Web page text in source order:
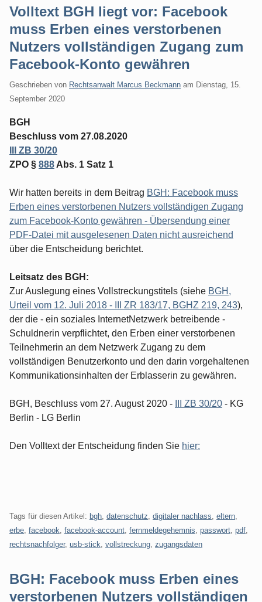
Volltext BGH liegt vor: Facebook
muss Erben eines verstorbenen
Nutzers vollständigen Zugang zum
Facebook-Konto gewähren
Geschrieben von Rechtsanwalt Marcus Beckmann am Dienstag, 15.
September 2020
BGH
Beschluss vom 27.08.2020
III ZB 30/20
ZPO § 888 Abs. 1 Satz 1
Wir hatten bereits in dem Beitrag BGH: Facebook muss
Erben eines verstorbenen Nutzers vollständigen Zugang
zum Facebook-Konto gewähren - Übersendung einer
PDF-Datei mit ausgelesenen Daten nicht ausreichend
über die Entscheidung berichtet.
Leitsatz des BGH:
Zur Auslegung eines Vollstreckungstitels (siehe BGH,
Urteil vom 12. Juli 2018 - III ZR 183/17, BGHZ 219, 243),
der die - ein soziales InternetNetzwerk betreibende -
Schuldnerin verpflichtet, den Erben einer verstorbenen
Teilnehmerin an dem Netzwerk Zugang zu dem
vollständigen Benutzerkonto und den darin vorgehaltenen
Kommunikationsinhalten der Erblasserin zu gewähren.
BGH, Beschluss vom 27. August 2020 - III ZB 30/20 - KG
Berlin - LG Berlin
Den Volltext der Entscheidung finden Sie hier:
Tags für diesen Artikel: bgh datenschutz digitaler nachlass eltern
erbe facebook facebook-account fernmeldegehemnis passwort pdf
rechtsnachfolger, usb-stick vollstreckung zugangsdaten
BGH: Facebook muss Erben eines
verstorbenen Nutzers vollständigen